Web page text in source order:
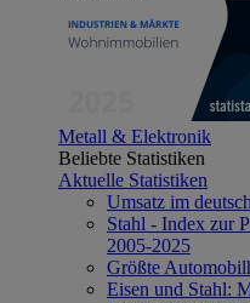
Metall & Elektronik
Beliebte Statistiken
Aktuelle Statistiken
Umsatz im
Stahl - Index zur
2005-2025
Größte
Eisen und Stahl: